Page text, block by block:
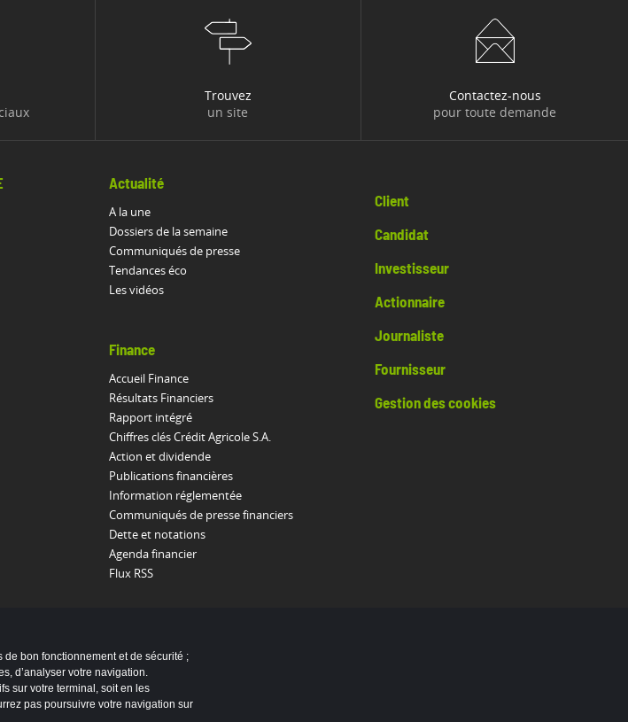
Trouvez
un site
Contactez-nous
pour toute demande
Actualité
A la une
Dossiers de la semaine
Communiqués de presse
Tendances éco
Les vidéos
Finance
Accueil Finance
Résultats Financiers
Rapport intégré
Chiffres clés Crédit Agricole S.A.
Action et dividende
Publications financières
Information réglementée
Communiqués de presse financiers
Dette et notations
Agenda financier
Flux RSS
Client
Candidat
Investisseur
Actionnaire
Journaliste
Fournisseur
Gestion des cookies
bon fonctionnement et de sécurité ;
d’analyser votre navigation.
sur votre terminal, soit en les
pas poursuivre votre navigation sur